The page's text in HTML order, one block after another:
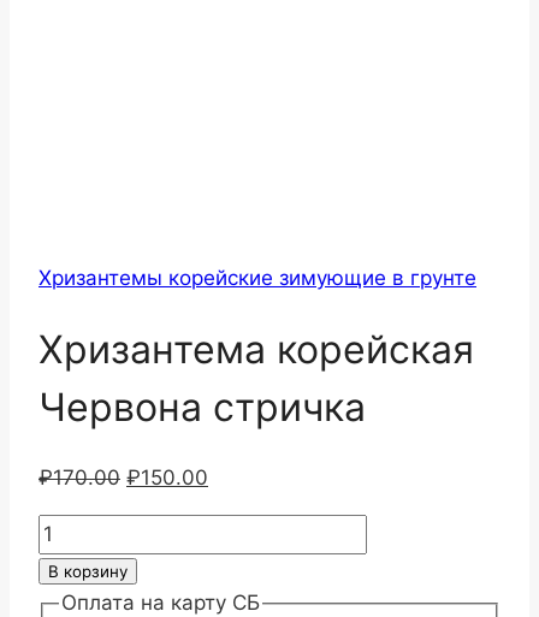
Хризантемы корейские зимующие в грунте
Хризантема корейская
Червона стричка
₽170.00 Первоначальная
цена
₽170.00.
₽150.00
цена:
Количество
товара
Хризантема
В корзину
Оплата на карту СБ